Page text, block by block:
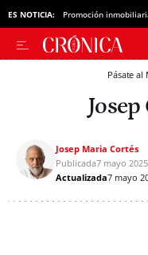
ES NOTICIA: Promoción
Pásate al
Josep Maria Cortés
Publicada7 mayo 2025
Actualizada7 mayo